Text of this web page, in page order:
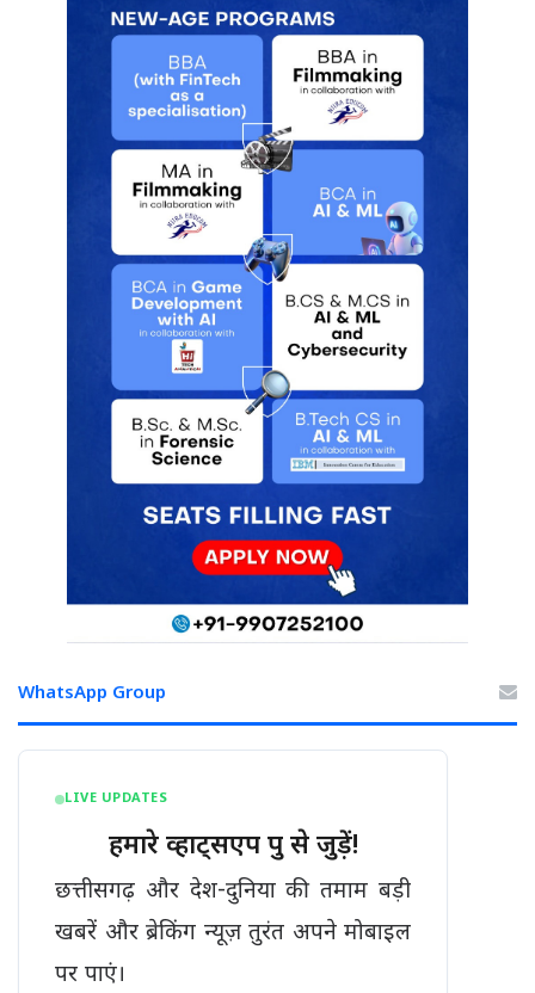
WhatsApp Group
LIVE UPDATES
हमारे व्हाट्सएप ग्रुप से जुड़ें!
छत्तीसगढ़ और देश-दुनिया की तमाम बड़ी
खबरें और ब्रेकिंग न्यूज़ तुरंत अपने मोबाइल
पर पाएं।